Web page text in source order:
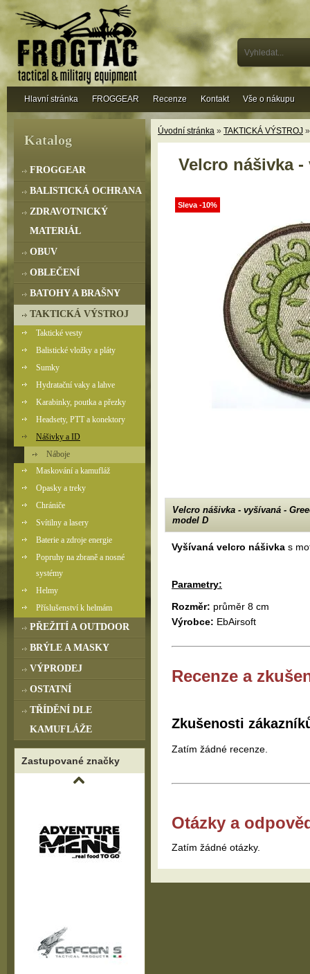
Úvodní stránka » TAKTICKÁ VÝSTROJ
Velcro nášivka -
Sleva -10%
Velcro nášivka - vyšívaná -
model D
Vyšívaná velcro nášivka s
Parametry:
Rozměr: průměr 8 cm
Výrobce: EbAirsoft
Recenze a
Zkušenosti
Zatím žádné recenze.
Otázky a
Zatím žádné otázky.
Katalog
FROGGEAR
BALISTICKÁ OCHRANA
ZDRAVOTNICKÝ
MATERIÁL
OBUV
OBLEČENÍ
BATOHY A BRAŠNY
TAKTICKÁ VÝSTROJ
Taktické vesty
Balistické vložky a pláty
Sumky
Hydratační vaky a lahve
Karabinky, poutka a přezky
Headsety, PTT a konektory
Nášivky a ID
Náboje
Maskování a kamufláž
Opasky a treky
Chrániče
Svítilny a lasery
Baterie a zdroje energie
Popruhy na zbraně a nosné
systémy
Helmy
Příslušenství k helmám
PŘEŽITÍ A OUTDOOR
BRÝLE A MASKY
VÝPRODEJ
OSTATNÍ
TŘÍDĚNÍ DLE
KAMUFLÁŽE
Zastupované značky
Hlavní stránka FROGGEAR Recenze Kontakt Vše o nákupu